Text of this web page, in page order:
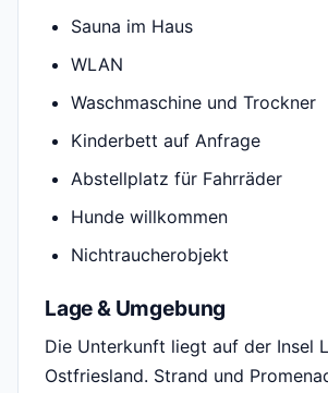
Sauna im Haus
WLAN
Waschmaschine und Trockner
Kinderbett auf Anfrage
Abstellplatz für Fahrräder
Hunde willkommen
Nichtraucherobjekt
Lage & Umgebung
Die Unterkunft liegt auf der Insel
Ostfriesland. Strand und